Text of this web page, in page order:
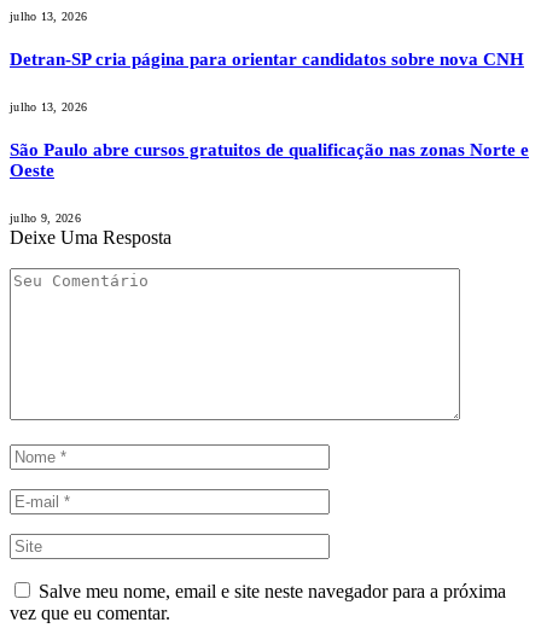
julho 13, 2026
Detran-SP cria página para orientar candidatos sobre nova CNH
julho 13, 2026
São Paulo abre cursos gratuitos de qualificação nas zonas Norte e
Oeste
julho 9, 2026
Deixe Uma Resposta
Salve meu nome, email e site neste navegador para a próxima
vez que eu comentar.